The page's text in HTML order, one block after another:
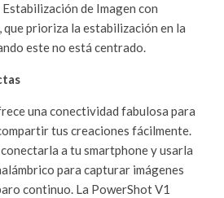
de Imagen con
prioriza la estabilización en la
este no está centrado.
una conectividad fabulosa para
tus creaciones fácilmente.
a tu smartphone y usarla
para capturar imágenes
continuo. La PowerShot V1